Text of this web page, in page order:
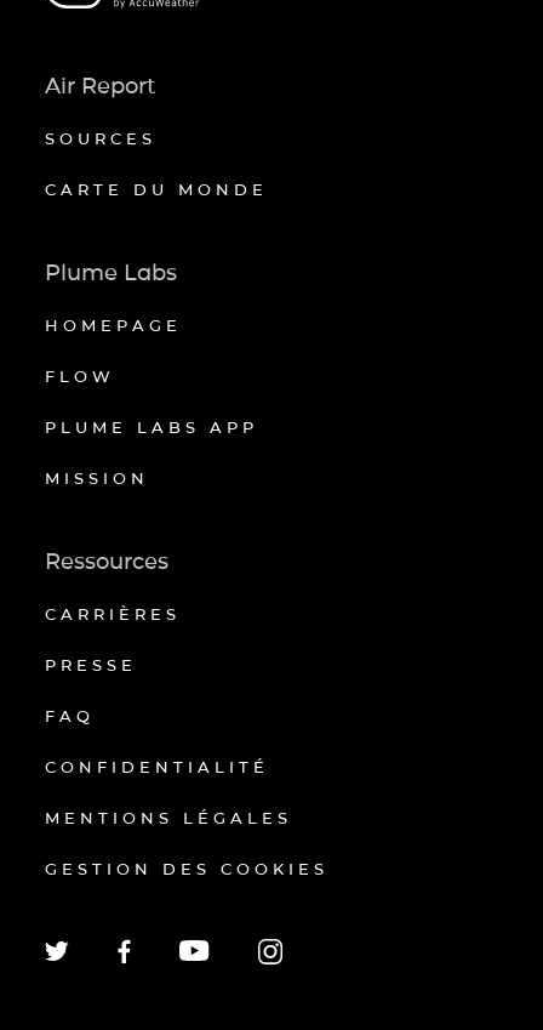
Air Report
SOURCES
CARTE DU MONDE
Plume Labs
HOMEPAGE
FLOW
PLUME LABS APP
MISSION
Ressources
CARRIÈRES
PRESSE
FAQ
CONFIDENTIALITÉ
MENTIONS LÉGALES
GESTION DES COOKIES